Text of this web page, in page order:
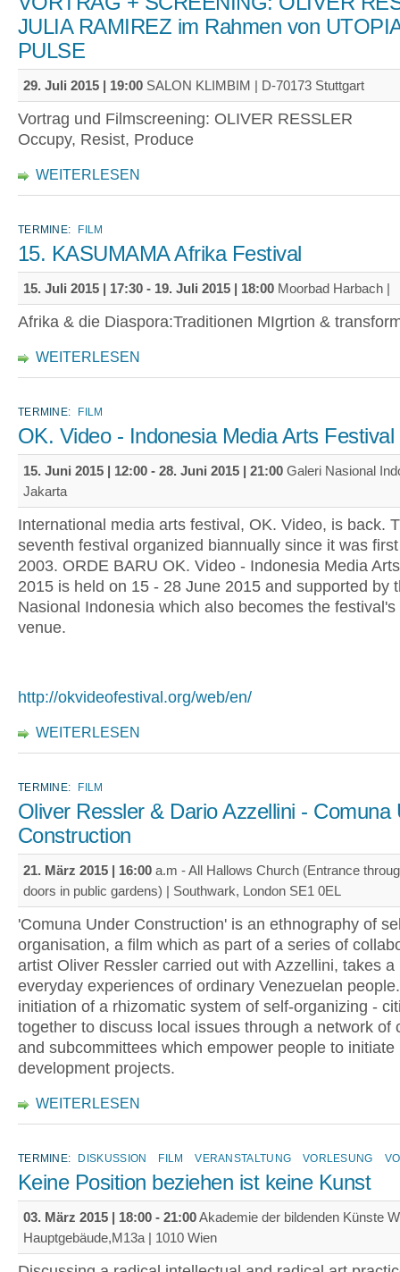
JULIA RAMIREZ im Rahmen von
PULSE
29. Juli 2015 | 19:00 SALON KLIMBIM | D-70173 Stuttgart
Vortrag und Filmscreening: OLIVER RESSLER
Occupy, Resist, Produce
WEITERLESEN
TERMINE: FILM
15. KASUMAMA Afrika Festival
15. Juli 2015 | 17:30 - 19. Juli 2015 | 18:00 Moorbad Harbach |
Afrika & die Diaspora:Traditionen MIgrtion &
WEITERLESEN
TERMINE: FILM
OK. Video - Indonesia Media Arts Festival
15. Juni 2015 | 12:00 - 28. Juni 2015 | 21:00 Galeri Nasional
Jakarta
International media arts festival, OK. Video, is back.
seventh festival organized biannually since it was
2003. ORDE BARU OK. Video - Indonesia Media
2015 is held on 15 - 28 June 2015 and supported by
Nasional Indonesia which also becomes the festival's
venue.
http://okvideofestival.org/web/en/
WEITERLESEN
TERMINE: FILM
Oliver Ressler & Dario Azzellini - Comuna
Construction
21. März 2015 | 16:00 a.m - All Hallows Church (Entrance
doors in public gardens) | Southwark, London SE1 0EL
'Comuna Under Construction' is an ethnography of
organisation, a film which as part of a series of
artist Oliver Ressler carried out with Azzellini, takes a
everyday experiences of ordinary Venezuelan
initiation of a rhizomatic system of self-organizing -
together to discuss local issues through a network of
and subcommittees which empower people to initiate
development projects.
WEITERLESEN
TERMINE: DISKUSSION FILM VERANSTALTUNG VORLESUNG
Keine Position beziehen ist keine Kunst
03. März 2015 | 18:00 - 21:00Akademie der bildenden Künste
Hauptgebäude,M13a | 1010 Wien